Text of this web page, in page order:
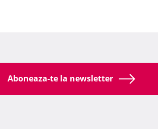
Aboneaza-te la newsletter